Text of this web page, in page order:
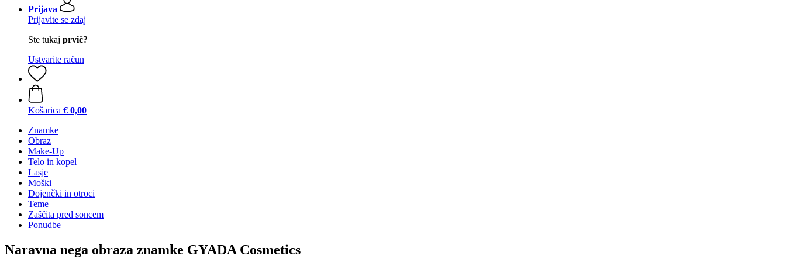
Prijava
Prijavite se zdaj
Ste tukaj prvič?
Ustvarite račun
Košarica € 0,00
Znamke
Obraz
Make-Up
Telo in kopel
Lasje
Moški
Dojenčki in otroci
Teme
Zaščita pred soncem
Ponudbe
Naravna nega obraza znamke GYADA Cosmetics